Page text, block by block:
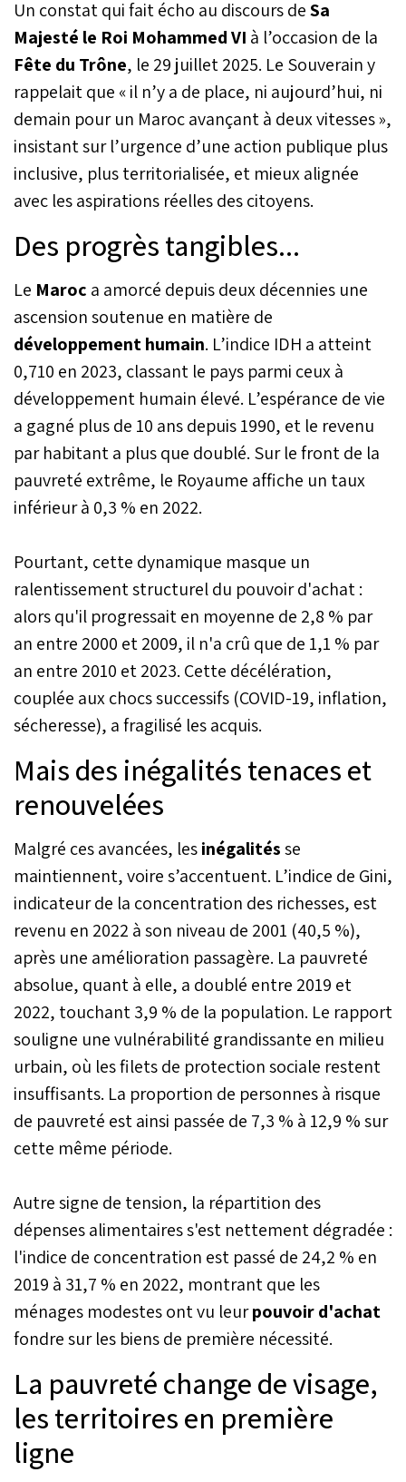
habitant consomme en
moyenne 28 976 dirhams
Tafilalet ce montant
plafonne à 17 104
dirhams. Des écarts qui
illustrent le fossé
persistant entre les
grandes métropoles et les
régions les plus fragiles du
pays, indique le Haut-
(HCP) dans sa dernière
analyse des comptes
régionaux de 2023.
Un constat qui fait écho au discours deSa
Majesté le Roi Mohammed VI à l’occasion de la
Fête du Trône, le 29 juillet 2025. Le Souverain y
rappelait que « il n’y a de place, ni aujourd’hui, ni
demain pour un Maroc avançant à deux vitesses »,
insistant sur l’urgence d’une action publique plus
inclusive, plus territorialisée, et mieux alignée
avec les aspirations réelles des citoyens.
Des progrès tangibles...
Le Maroc a amorcé depuis deux décennies une
ascension soutenue en matière de
développement humain. L’indice IDH a atteint
0,710 en 2023, classant le pays parmi ceux à
développement humain élevé. L’espérance de vie
a gagné plus de 10 ans depuis 1990, et le revenu
par habitant a plus que doublé. Sur le front de la
pauvreté extrême, le Royaume affiche un taux
inférieur à 0,3 % en 2022.
Pourtant, cette dynamique masque un
ralentissement structurel du pouvoir d'achat :
alors qu'il progressait en moyenne de 2,8 % par
an entre 2000 et 2009, il n'a crû que de 1,1 % par
an entre 2010 et 2023. Cette décélération,
couplée aux chocs successifs (COVID-19, inflation,
sécheresse), a fragilisé les acquis.
Mais des inégalités tenaces et
renouvelées
Malgré ces avancées, lesinégalitésse
maintiennent, voire s’accentuent. L’indice de Gini,
indicateur de la concentration des richesses, est
revenu en 2022 à son niveau de 2001 (40,5 %),
après une amélioration passagère. La pauvreté
absolue, quant à elle, a doublé entre 2019 et
2022, touchant 3,9 % de la population. Le rapport
souligne une vulnérabilité grandissante en milieu
urbain, où les filets de protection sociale restent
insuffisants. La proportion de personnes à risque
de pauvreté est ainsi passée de 7,3 % à 12,9 % sur
cette même période.
Autre signe de tension, la répartition des
dépenses alimentaires s'est nettement dégradée :
l'indice de concentration est passé de 24,2 % en
2019 à 31,7 % en 2022, montrant que les
ménages modestes ont vu leurpouvoir d'achat
fondre sur les biens de première nécessité.
La pauvreté change de visage,
les territoires en première
ligne